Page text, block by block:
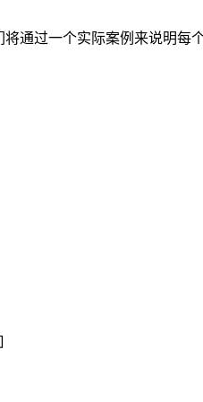
通过一个实际案例来说明每